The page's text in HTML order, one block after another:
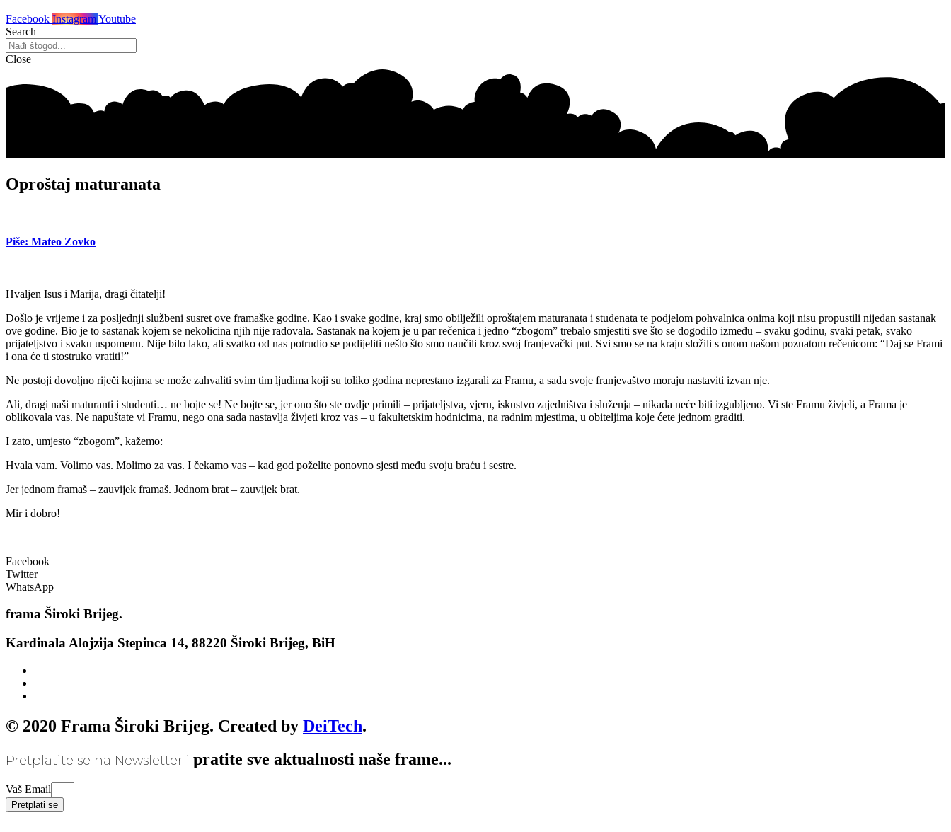
Facebook InstagramYoutube
Search
Close
Oproštaj maturanata
Piše: Mateo Zovko
Hvaljen Isus i Marija, dragi čitatelji!
Došlo je vrijeme i za posljednji službeni susret ove framaške godine. Kao i svake godine, kraj smo obilježili oproštajem maturanata i studenata te podjelom pohvalnica onima koji nisu propustili nijedan sastanak
ove godine. Bio je to sastanak kojem se nekolicina njih nije radovala. Sastanak na kojem je u par rečenica i jedno “zbogom” trebalo smjestiti sve što se dogodilo između – svaku godinu, svaki petak, svako
prijateljstvo i svaku uspomenu. Nije bilo lako, ali svatko od nas potrudio se podijeliti nešto što smo naučili kroz svoj franjevački put. Svi smo se na kraju složili s onom našom poznatom rečenicom: “Daj se Frami
i ona će ti stostruko vratiti!”
Ne postoji dovoljno riječi kojima se može zahvaliti svim tim ljudima koji su toliko godina neprestano izgarali za Framu, a sada svoje franjevaštvo moraju nastaviti izvan nje.
Ali, dragi naši maturanti i studenti… ne bojte se! Ne bojte se, jer ono što ste ovdje primili – prijateljstva, vjeru, iskustvo zajedništva i služenja – nikada neće biti izgubljeno. Vi ste Framu živjeli, a Frama je
oblikovala vas. Ne napuštate vi Framu, nego ona sada nastavlja živjeti kroz vas – u fakultetskim hodnicima, na radnim mjestima, u obiteljima koje ćete jednom graditi.
I zato, umjesto “zbogom”, kažemo:
Hvala vam. Volimo vas. Molimo za vas. I čekamo vas – kad god poželite ponovno sjesti među svoju braću i sestre.
Jer jednom framaš – zauvijek framaš. Jednom brat – zauvijek brat.
Mir i dobro!
Facebook
Twitter
WhatsApp
frama Široki Brijeg.
Kardinala Alojzija Stepinca 14, 88220 Široki Brijeg, BiH
© 2020 Frama Široki Brijeg. Created by DeiTech.
Pretplatite se na Newsletter i pratite sve aktualnosti naše frame...
Vaš Email
Pretplati se